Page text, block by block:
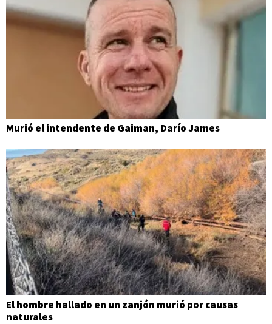
Murió el intendente de Gaiman, Darío James
El hombre hallado en un zanjón murió por causas
naturales